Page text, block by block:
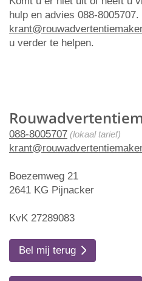
088-8005707 (lokaal tarief)
Boezemweg 21
2641 KG Pijnacker
KvK 27289083
Bel mij terug
hulp en advies 088-
u verder te helpen.